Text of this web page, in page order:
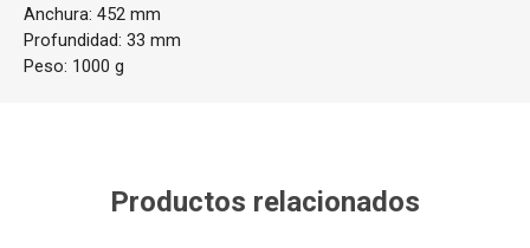
Anchura: 452 mm
Profundidad: 33 mm
Peso: 1000 g
Productos relacionados